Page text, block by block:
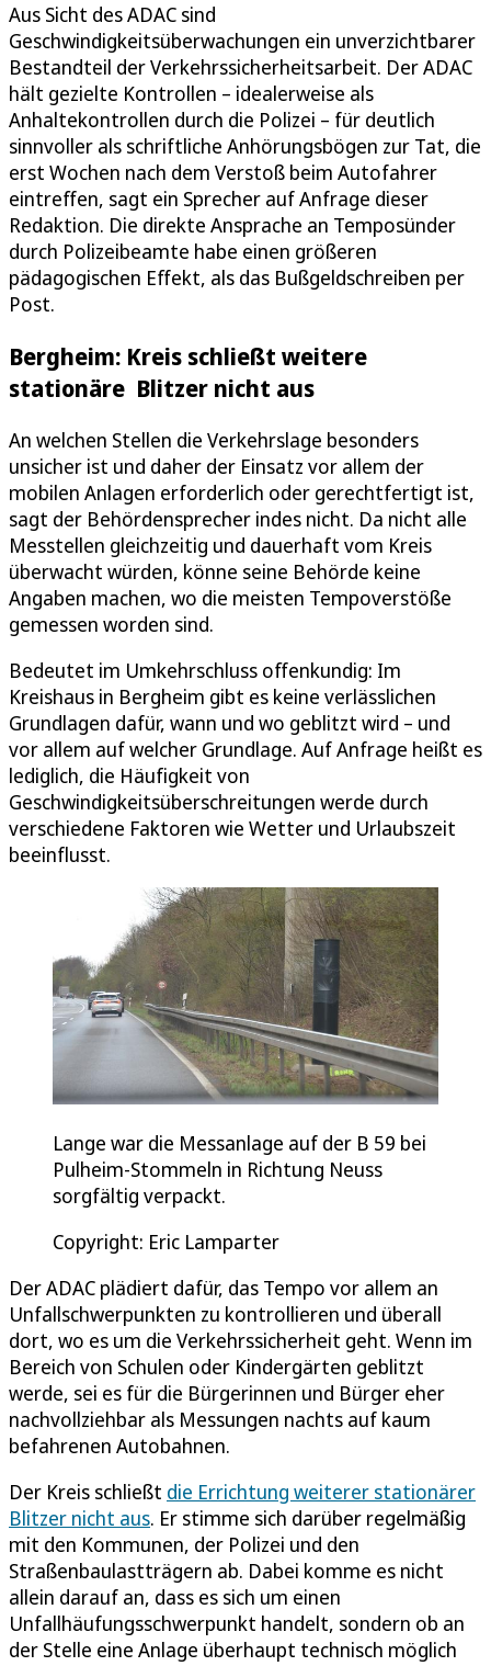
Aus Sicht des ADAC sind
Geschwindigkeitsüberwachungen ein unverzichtbarer
Bestandteil der Verkehrssicherheitsarbeit. Der ADAC
hält gezielte Kontrollen – idealerweise als
Anhaltekontrollen durch die Polizei – für deutlich
sinnvoller als schriftliche Anhörungsbögen zur Tat, die
erst Wochen nach dem Verstoß beim Autofahrer
eintreffen, sagt ein Sprecher auf Anfrage dieser
Redaktion. Die direkte Ansprache an Temposünder
durch Polizeibeamte habe einen größeren
pädagogischen Effekt, als das Bußgeldschreiben per
Post.
Bergheim: Kreis schließt weitere
stationäre Blitzer nicht aus
An welchen Stellen die Verkehrslage besonders
unsicher ist und daher der Einsatz vor allem der
mobilen Anlagen erforderlich oder gerechtfertigt ist,
sagt der Behördensprecher indes nicht. Da nicht alle
Messtellen gleichzeitig und dauerhaft vom Kreis
überwacht würden, könne seine Behörde keine
Angaben machen, wo die meisten Tempoverstöße
gemessen worden sind.
Bedeutet im Umkehrschluss offenkundig: Im
Kreishaus in Bergheim gibt es keine verlässlichen
Grundlagen dafür, wann und wo geblitzt wird – und
vor allem auf welcher Grundlage. Auf Anfrage heißt es
lediglich, die Häufigkeit von
Geschwindigkeitsüberschreitungen werde durch
verschiedene Faktoren wie Wetter und Urlaubszeit
beeinflusst.
Lange war die Messanlage auf der B 59 bei
Pulheim-Stommeln in Richtung Neuss
sorgfältig verpackt.
Copyright: Eric Lamparter
Der ADAC plädiert dafür, das Tempo vor allem an
Unfallschwerpunkten zu kontrollieren und überall
dort, wo es um die Verkehrssicherheit geht. Wenn im
Bereich von Schulen oder Kindergärten geblitzt
werde, sei es für die Bürgerinnen und Bürger eher
nachvollziehbar als Messungen nachts auf kaum
befahrenen Autobahnen.
Der Kreis schließt die Errichtung weiterer stationärer
Blitzer nicht aus. Er stimme sich darüber regelmäßig
mit den Kommunen, der Polizei und den
Straßenbaulastträgern ab. Dabei komme es nicht
allein darauf an, dass es sich um einen
Unfallhäufungsschwerpunkt handelt, sondern ob an
der Stelle eine Anlage überhaupt technisch möglich